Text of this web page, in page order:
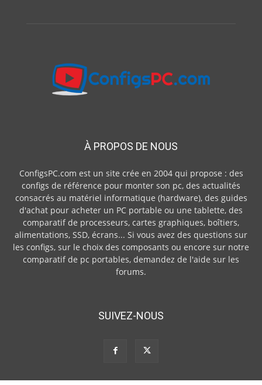
À PROPOS DE NOUS
ConfigsPC.com est un site crée en 2004 qui propose : des
configs de référence pour monter son pc, des actualités
consacrés au matériel informatique (hardware), des guides
d'achat pour acheter un PC portable ou une tablette, des
comparatif de processeurs, cartes graphiques, boîtiers,
alimentations, SSD, écrans... Si vous avez des questions sur
les configs, sur le choix des composants ou encore sur notre
comparatif de pc portables, demandez de l'aide sur les
forums.
SUIVEZ-NOUS